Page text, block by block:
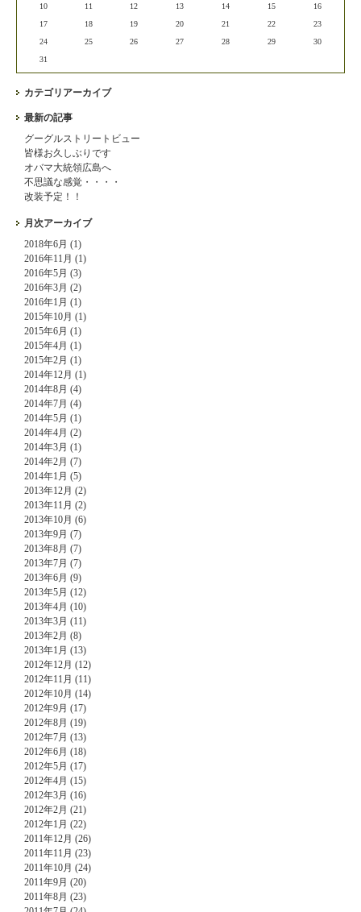
10 11 12 13 14 15
16
17
18 19 20 21 22
23
24
25 26 27 28 29
30
31
カテゴリアーカイブ
最新の記事
グーグルストリートビュー
皆様お久しぶりです
オバマ大統領広島へ
不思議な感覚・・・・
改装予定！！
月次アーカイブ
2018年6月 (1)
2016年11月 (1)
2016年5月 (3)
2016年3月 (2)
2016年1月 (1)
2015年10月 (1)
2015年6月 (1)
2015年4月 (1)
2015年2月 (1)
2014年12月 (1)
2014年8月 (4)
2014年7月 (4)
2014年5月 (1)
2014年4月 (2)
2014年3月 (1)
2014年2月 (7)
2014年1月 (5)
2013年12月 (2)
2013年11月 (2)
2013年10月 (6)
2013年9月 (7)
2013年8月 (7)
2013年7月 (7)
2013年6月 (9)
2013年5月 (12)
2013年4月 (10)
2013年3月 (11)
2013年2月 (8)
2013年1月 (13)
2012年12月 (12)
2012年11月 (11)
2012年10月 (14)
2012年9月 (17)
2012年8月 (19)
2012年7月 (13)
2012年6月 (18)
2012年5月 (17)
2012年4月 (15)
2012年3月 (16)
2012年2月 (21)
2012年1月 (22)
2011年12月 (26)
2011年11月 (23)
2011年10月 (24)
2011年9月 (20)
2011年8月 (23)